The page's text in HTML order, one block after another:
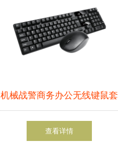
机械战警商务办公无线键鼠套
装 效率与品质的双重保障
查看详情